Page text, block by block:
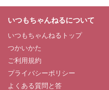
いつもちゃんねるについて
いつもちゃんねるトップ
つかいかた
ご利用規約
プライバシーポリシー
よくある質問と答